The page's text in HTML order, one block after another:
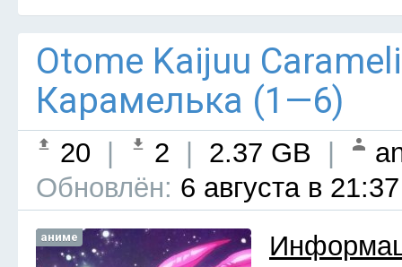
Otome Kaijuu
Карамелька (1—6)
20 2 2.37 GB
Обновлён: 6 августа в 21:37
аниме